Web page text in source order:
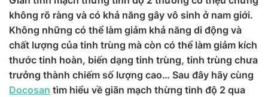
không rõ ràng và có khả năng gây vô sinh ở nam giới.
Không những có thể làm giảm khả năng di động và
chất lượng của tinh trùng mà còn có thể làm giảm kích
thước tinh hoàn, biến dạng tinh trùng, tinh trùng chưa
trưởng thành chiếm số lượng cao… Sau đây hãy cùng
Docosan tìm hiểu về giãn mạch thừng tinh độ 2 qua